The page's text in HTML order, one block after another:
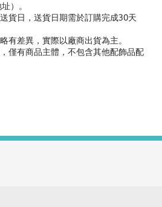
）。
貨日，送貨日期需於訂購完成30天
有差異，實際以廠商出貨為主。
僅有商品主體，不包含其他配飾品配